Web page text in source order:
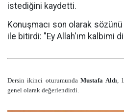
istediğini kaydetti.
Konuşmacı son olarak
ile bitirdi: "Ey Allah'ım kalbimi
Dersin ikinci oturumundaMustafa Aldı ,
genel olarak değerlendirdi.